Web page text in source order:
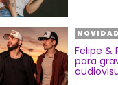
Felipe &
para